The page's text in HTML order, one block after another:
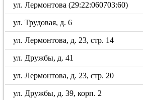
ул. Лермонтова (29:22:060703:60)
ул. Трудовая, д. 6
ул. Лермонтова, д. 23, стр. 14
ул. Дружбы, д. 41
ул. Лермонтова, д. 23, стр. 20
ул. Дружбы, д. 39, корп. 2